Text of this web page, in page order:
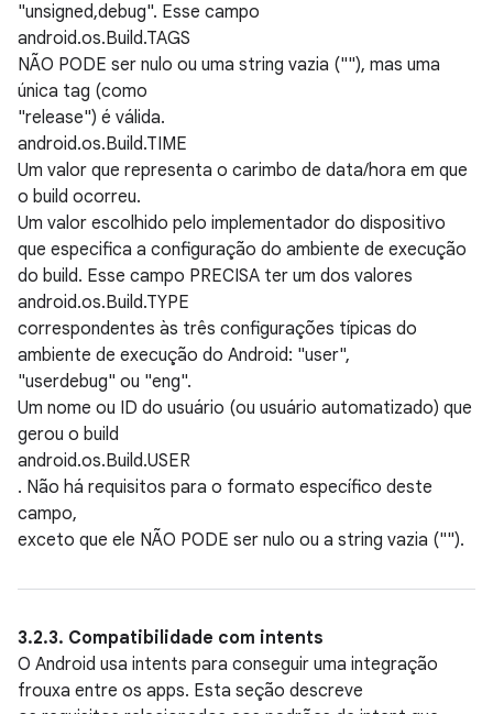
"unsigned,debug". Esse campo
android.os.Build.TAGS
NÃO PODE ser nulo ou uma string vazia (""), mas uma
única tag (como
"release") é válida.
android.os.Build.TIME
Um valor que representa o carimbo de data/hora em que
o build ocorreu.
Um valor escolhido pelo implementador do dispositivo
que especifica a configuração do ambiente de execução
do build. Esse campo PRECISA ter um dos valores
android.os.Build.TYPE
correspondentes às três configurações típicas do
ambiente de execução do Android: "user",
"userdebug" ou "eng".
Um nome ou ID do usuário (ou usuário automatizado) que
gerou o build
android.os.Build.USER
. Não há requisitos para o formato específico deste
campo,
exceto que ele NÃO PODE ser nulo ou a string vazia ("").
3.2.3. Compatibilidade com intents
O Android usa intents para conseguir uma integração
frouxa entre os apps. Esta seção descreve